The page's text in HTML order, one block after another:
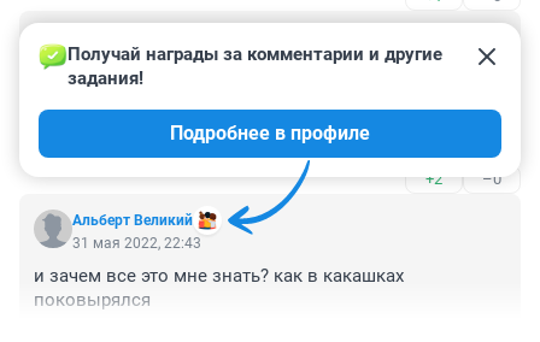
1 июня 2022, 08:04
Страшно за людей!Как им хочется жить напоказ!
Обсуждают всё:близость,тест-полоски и т.д.
А по сути за всем этим нет ничего,сплошная пустота
душевная!
+2 –0
Альберт Великий
Получай награды за комментарии и другие
задания!
Подробнее в профиле
31 мая 2022, 22:43
и зачем все это мне знать? как в какашках
поковырялся